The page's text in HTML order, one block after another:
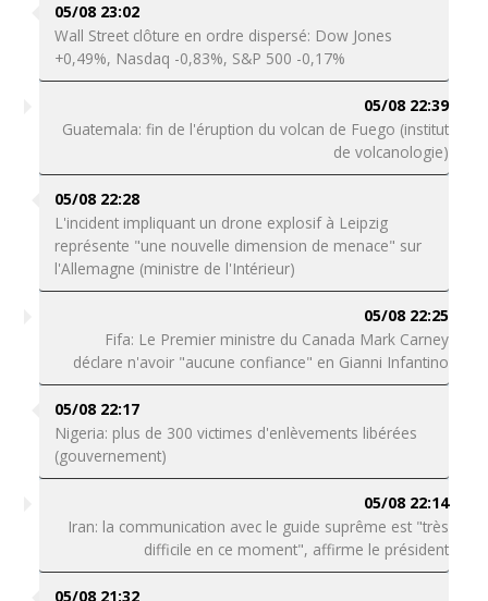
05/08 23:02
Wall Street clôture en ordre dispersé: Dow Jones
+0,49%, Nasdaq -0,83%, S&P 500 -0,17%
05/08 22:39
Guatemala: fin de l'éruption du volcan de Fuego (institut
de volcanologie)
05/08 22:28
L'incident impliquant un drone explosif à Leipzig
représente "une nouvelle dimension de menace" sur
l'Allemagne (ministre de l'Intérieur)
05/08 22:25
Fifa: Le Premier ministre du Canada Mark Carney
déclare n'avoir "aucune confiance" en Gianni Infantino
05/08 22:17
Nigeria: plus de 300 victimes d'enlèvements libérées
(gouvernement)
05/08 22:14
Iran: la communication avec le guide suprême est "très
difficile en ce moment", affirme le président
05/08 21:32